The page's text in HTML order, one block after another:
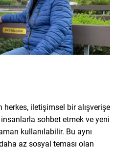
iletişimsel bir alışverişe
sohbet etmek ve yeni
kullanılabilir. Bu aynı
az sosyal teması olan